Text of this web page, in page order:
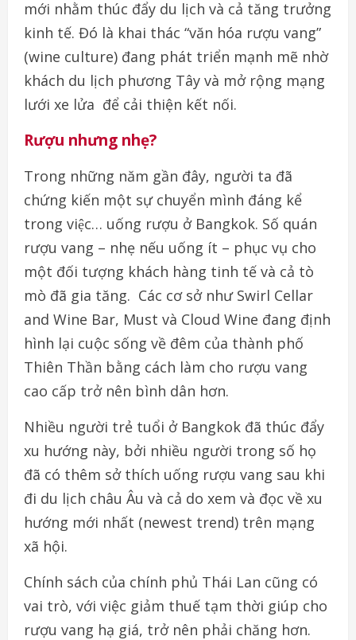
mới nhằm thúc đẩy du lịch và cả tăng trưởng
kinh tế. Đó là khai thác “văn hóa rượu vang”
(wine culture) đang phát triển mạnh mẽ nhờ
khách du lịch phương Tây và mở rộng mạng
lưới xe lửa để cải thiện kết nối.
Rượu nhưng nhẹ?
Trong những năm gần đây, người ta đã
chứng kiến một sự chuyển mình đáng kể
trong việc… uống rượu ở Bangkok. Số quán
rượu vang – nhẹ nếu uống ít – phục vụ cho
một đối tượng khách hàng tinh tế và cả tò
mò đã gia tăng. Các cơ sở như Swirl Cellar
and Wine Bar, Must và Cloud Wine đang định
hình lại cuộc sống về đêm của thành phố
Thiên Thần bằng cách làm cho rượu vang
cao cấp trở nên bình dân hơn.
Nhiều người trẻ tuổi ở Bangkok đã thúc đẩy
xu hướng này, bởi nhiều người trong số họ
đã có thêm sở thích uống rượu vang sau khi
đi du lịch châu Âu và cả do xem và đọc về xu
hướng mới nhất (newest trend) trên mạng
xã hội.
Chính sách của chính phủ Thái Lan cũng có
vai trò, với việc giảm thuế tạm thời giúp cho
rượu vang hạ giá, trở nên phải chăng hơn.